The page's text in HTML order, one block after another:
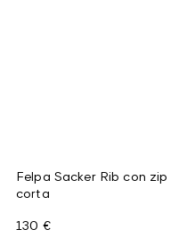
Felpa Sacker Rib con zip
corta
130 €